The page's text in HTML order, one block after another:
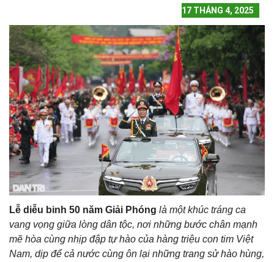
17 THÁNG 4, 2025
Lễ diễu binh 50 năm Giải Phóng là một khúc tráng ca
vang vọng giữa lòng dân tộc, nơi những bước chân mạnh
mẽ hòa cùng nhịp đập tự hào của hàng triệu con tim Việt
Nam, dịp để cả nước cùng ôn lại những trang sử hào hùng,